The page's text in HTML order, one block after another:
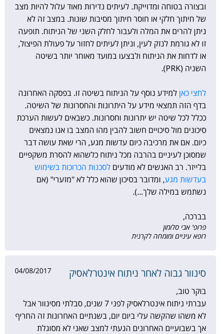
ובצורה בטוחה ומדוייקת. לעיתים נדירות מאוד עלול להיות מצב
של חיתוך חלקי או חוסר חיתוך מסיבות שונות. במצב זה לא
ניתן להרים את המלה ולעבור לחלק השני של הניתוח. תופעה
זו לא גורמת לנזק לעין, וניתן לעיתים לחזור על פעולת הפיצול,
או לדחות את הניתוח ולבצעו במועד מאוחר יותר בשיטה
השניה (PRK).
לחצי כאןלמידע נוסף על הניתוח בשיטה זו. בפסקה האחרונה
בדף הזה תמצאי מידע על היתרונות והחסרונות של השיטה.
ככלל לכל שיטה יש יתרונות וחסרונות. כשבאים לעשות הערכת
סיכונים מול סיכויים חשוב להבין מהו המצב בו אנו נמצאים
כיום. אם את מרכיבה כיום עדשות מגע, הרי שאת עושה דבר
שמסוכן לעיניים בהרבה מכל ניתוח כלשהוא להסרת משקפיים
בלייזר. רב האנשים לא מודעים לסכנות הכרוכות בשימוש
בעדשות מגע, ומדובר בסיכון שהוא כלל לא "מזערי" (אם
נשתמש במילה שלך...).
בברכה,
פרופ' אבי סלומון
רופא עיניים ומומחה לקרנית
סינוור גבוה לאחר ניתוח אינטרלאסיק 04/08/2017
בוקר טוב,
עברתי ניתוח אינטרלאסיק לפני 7 שנים, סבלתי מסינוור אבל
לא משהו שהקשה עלי ביום יום, בשנתיים האחרונות זה החריף
אך בשבועיים האחרונים הגעתי למצב שאני לא מסוגלת